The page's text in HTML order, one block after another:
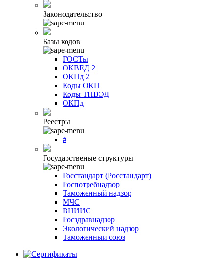
Законодательство
Базы кодов
ГОСТы
ОКВЕД 2
ОКПд 2
Коды ОКП
Коды ТНВЭД
ОКПд
Реестры
#
Государственые структуры
Госстандарт (Росстандарт)
Роспотребнадзор
Таможенный надзор
МЧС
ВНИИС
Росздравнадзор
Экологический надзор
Таможенный союз